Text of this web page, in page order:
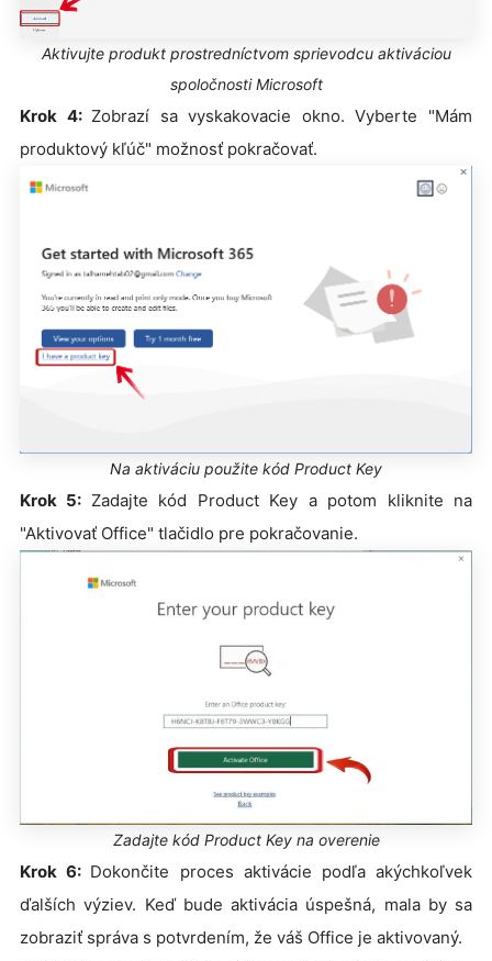
Aktivujte produkt prostredníctvom sprievodcu aktiváciou
spoločnosti Microsoft
Krok 4: Zobrazí sa vyskakovacie okno. Vyberte "Mám
produktový kľúč" možnosť pokračovať.
Na aktiváciu použite kód Product Key
Krok 5: Zadajte kód Product Key a potom kliknite na
"Aktivovať Office" tlačidlo pre pokračovanie.
Zadajte kód Product Key na overenie
Krok 6: Dokončite proces aktivácie podľa akýchkoľvek
ďalších výziev. Keď bude aktivácia úspešná, mala by sa
zobraziť správa s potvrdením, že váš Office je aktivovaný.